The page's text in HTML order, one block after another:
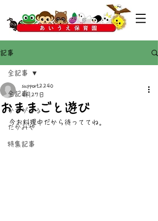
記事
全記事
かすがばる
たかみや
特集記事
全記事
おままごと遊び
support2240
4月27日
今お料理中だから待っててね。